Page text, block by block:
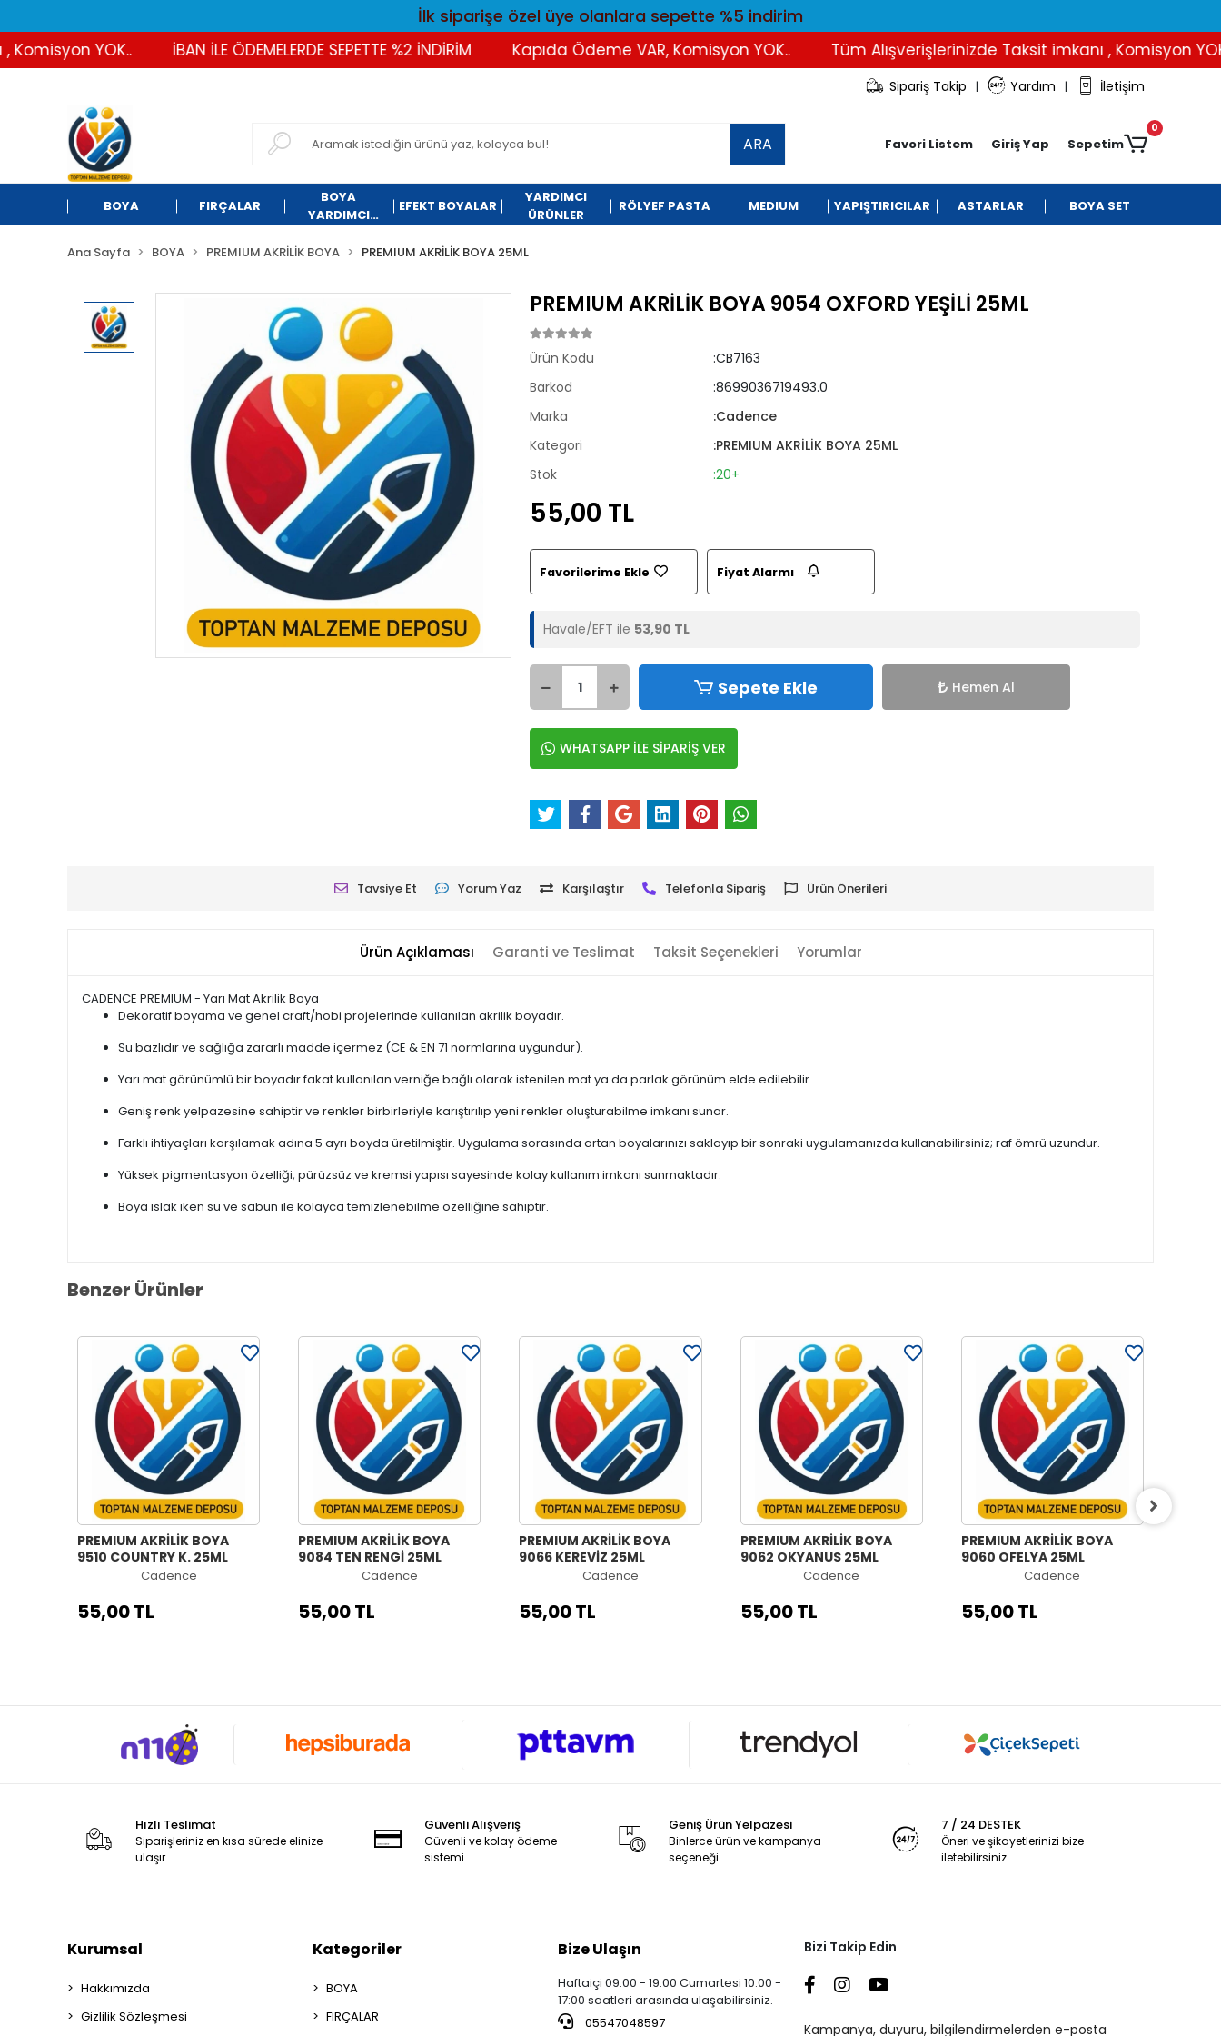
İlk siparişe özel üye olanlara sepette %5 indirim
YOK.. İBAN İLE ÖDEMELERDE SEPETTE %2 İNDİRİM Kapıda Ödeme VAR, Komisyon YOK.. Tüm Alışverişlerinizde Taksit imkanı , Komisyon YOK..
Sipariş Takip | Yardım | İletişim
ARA Favori Listem Giriş Yap Sepetim
0
BOYA FIRÇALAR
BOYA
YARDIMCI
EFEKT BOYALAR
YARDIMCI
ÜRÜNLER
RÖLYEF PASTA MEDIUM YAPIŞTIRICILAR ASTARLAR BOYA SET
Ana Sayfa BOYA PREMIUM AKRİLİK BOYA PREMIUM AKRİLİK BOYA 25ML
PREMIUM AKRİLİK BOYA 9054 OXFORD YEŞİLİ 25ML
Ürün Kodu
:CB7163
Barkod
:8699036719493.0
Marka
:Cadence
Kategori
:PREMIUM AKRİLİK BOYA 25ML
Stok
:20+
55,00 TL
Favorilerime Ekle Fiyat Alarmı
Havale/EFT ile 53,90 TL
Sepete Ekle Hemen Al
WHATSAPP İLE SİPARİŞ VER
Tavsiye Et Yorum Yaz Karşılaştır Telefonla Sipariş Ürün Önerileri
Ürün Açıklaması Garanti ve Teslimat Taksit Seçenekleri Yorumlar
CADENCE PREMIUM - Yarı Mat Akrilik Boya
Dekoratif boyama ve genel craft/hobi projelerinde kullanılan akrilik boyadır.
Su bazlıdır ve sağlığa zararlı madde içermez (CE & EN 71 normlarına uygundur).
Yarı mat görünümlü bir boyadır fakat kullanılan verniğe bağlı olarak istenilen mat ya da parlak görünüm elde edilebilir.
Geniş renk yelpazesine sahiptir ve renkler birbirleriyle karıştırılıp yeni renkler oluşturabilme imkanı sunar.
Farklı ihtiyaçları karşılamak adına 5 ayrı boyda üretilmiştir. Uygulama sorasında artan boyalarınızı saklayıp bir sonraki uygulamanızda kullanabilirsiniz; raf ömrü uzundur.
Yüksek pigmentasyon özelliği, pürüzsüz ve kremsi yapısı sayesinde kolay kullanım imkanı sunmaktadır.
Boya ıslak iken su ve sabun ile kolayca temizlenebilme özelliğine sahiptir.
Benzer Ürünler
PREMIUM AKRİLİK BOYA
9510 COUNTRY K. 25ML
Cadence
55,00 TL
PREMIUM AKRİLİK BOYA
9084 TEN RENGİ 25ML
Cadence
55,00 TL
PREMIUM AKRİLİK BOYA
9066 KEREVİZ 25ML
Cadence
55,00 TL
PREMIUM AKRİLİK BOYA
9062 OKYANUS 25ML
Cadence
55,00 TL
PREMIUM AKRİLİK BOYA
9060 OFELYA 25ML
Cadence
55,00 TL
Hızlı Teslimat
Siparişleriniz en kısa sürede elinize
ulaşır.
Güvenli Alışveriş
Güvenli ve kolay ödeme
sistemi
Geniş Ürün Yelpazesi
Binlerce ürün ve kampanya
seçeneği
7 / 24 DESTEK
Öneri ve şikayetlerinizi bize
iletebilirsiniz.
Kurumsal
Hakkımızda
Gizlilik Sözleşmesi
Kategoriler
BOYA
FIRÇALAR
Bize Ulaşın
Haftaiçi 09:00 - 19:00 Cumartesi 10:00 -
17:00 saatleri arasında ulaşabilirsiniz.
05547048597
Bizi Takip Edin
Kampanya, duyuru, bilgilendirmelerden e-posta